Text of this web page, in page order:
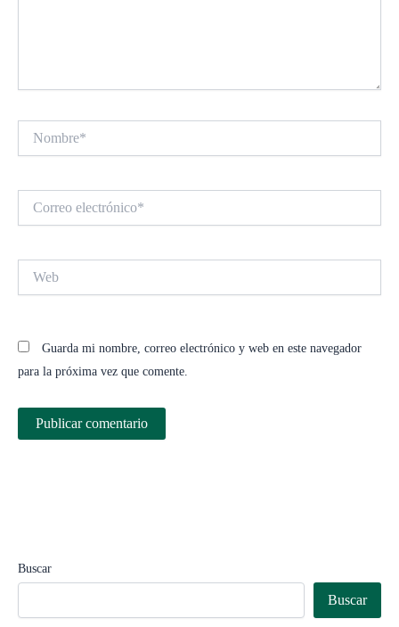
electrónico*
Guarda mi nombre, correo electrónico y web en este navegador
para la próxima vez que comente.
Buscar
Buscar